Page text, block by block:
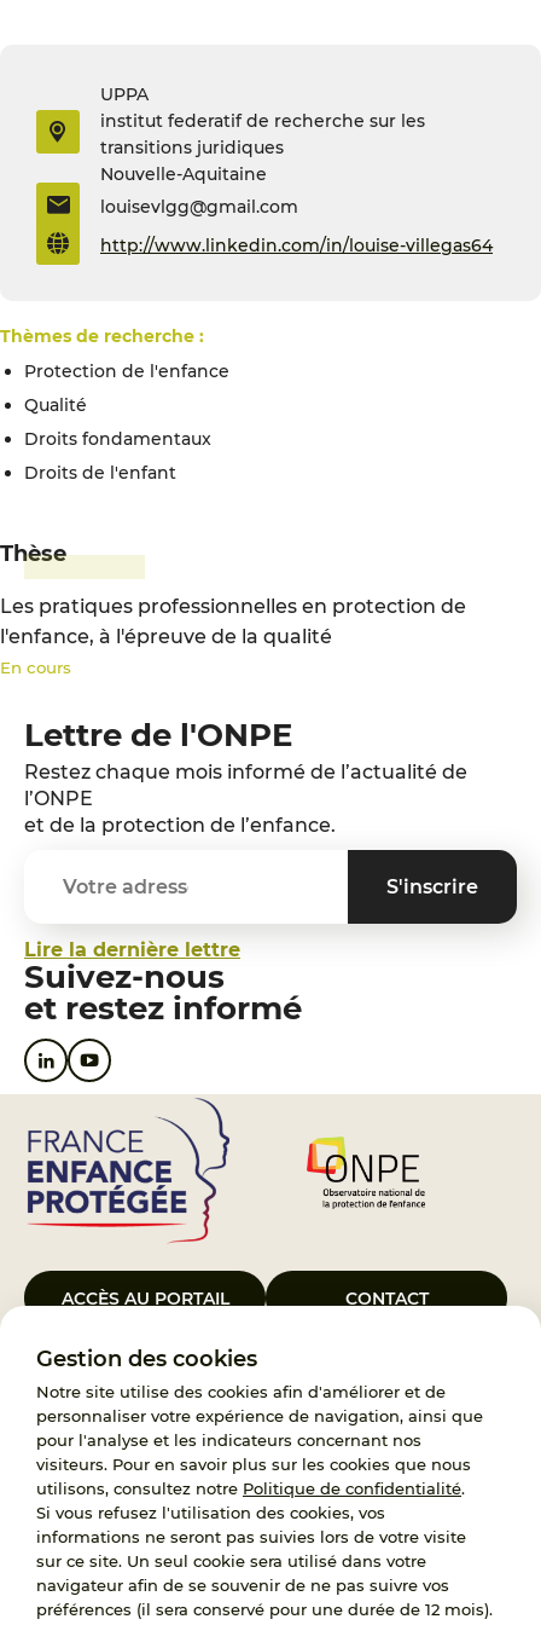
Gestion des cookies
Notre site utilise des cookies afin d'améliorer et de
personnaliser votre expérience de navigation, ainsi que
pour l'analyse et les indicateurs concernant nos
visiteurs. Pour en savoir plus sur les cookies que nous
utilisons, consultez notre Politique de confidentialité.
Si vous refusez l'utilisation des cookies, vos
informations ne seront pas suivies lors de votre visite
sur ce site. Un seul cookie sera utilisé dans votre
navigateur afin de se souvenir de ne pas suivre vos
préférences (il sera conservé pour une durée de 12 mois).
UPPA
institut federatif de recherche sur les
transitions juridiques
Nouvelle-Aquitaine
louisevlgg@gmail.com
http://www.linkedin.com/in/louise-villegas64
Thèmes de recherche :
Protection de l'enfance
qualité
droits fondamentaux
droits de l'enfant
Thèse
Les pratiques professionnelles en protection de
l'enfance, à l'épreuve de la qualité
En cours
Lettre de l'ONPE
Restez chaque mois informé de l’actualité de
l’ONPE
et de la protection de l’enfance.
Lire la dernière lettre
Suivez-nous
et restez informé
ACCÈS AU PORTAIL CONTACT
Le Groupement d’Intérêt Public France Enfance Protégée, créé le 5
janvier 2023, a pour objet d’assurer les missions de service public du
119, d’accompagnement des adoptants et de traitement des
demandes d’accès aux origines personnelles. France Enfance
Protégée est également un observatoire et une ressource pour
l’ensemble des professionnels, ainsi qu’un appui à l’élaboration de la
politique publique à travers le soutien à l’activité des conseils
nationaux.
RECRUTEMENT